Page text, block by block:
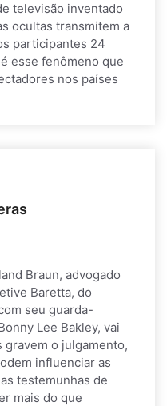
televisão inventado
ocultas transmitem a
participantes 24
esse fenômeno que
nos países
Braun, advogado
Baretta, do
seu guarda-
Lee Bakley, vai
o julgamento,
influenciar as
testemunhas de
mais do que